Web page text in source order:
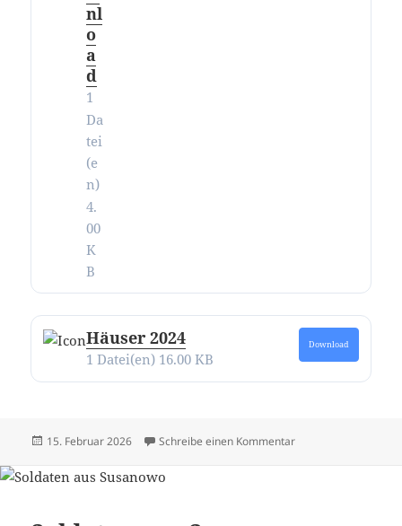
nl
o
a
d
1
Da
tei
(e
n)
4.
00
K
B
Häuser 2024
1 Datei(en) 16.00 KB
Download
Veröffentlicht
15. Februar 2026 Schreibe einen Kommentarzu Alle Texte und